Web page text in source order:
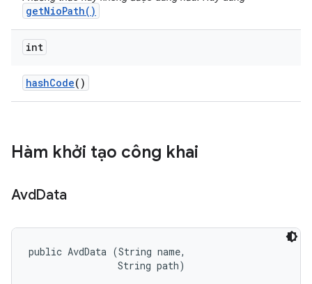
getNioPath()
int
hashCode()
Hàm khởi tạo công khai
AvdData
public AvdData (String name,
                String path)